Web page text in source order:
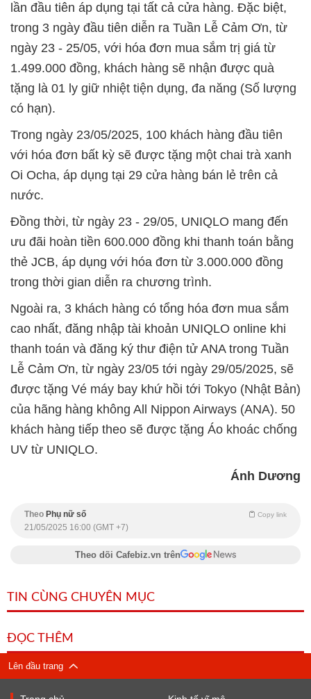
lần đầu tiên áp dụng tại tất cả cửa hàng. Đặc biệt,
trong 3 ngày đầu tiên diễn ra Tuần Lễ Cảm Ơn, từ
ngày 23 - 25/05, với hóa đơn mua sắm trị giá từ
1.499.000 đồng, khách hàng sẽ nhận được quà
tặng là 01 ly giữ nhiệt tiện dụng, đa năng (Số lượng
có hạn).
Trong ngày 23/05/2025, 100 khách hàng đầu tiên
với hóa đơn bất kỳ sẽ được tặng một chai trà xanh
Oi Ocha, áp dụng tại 29 cửa hàng bán lẻ trên cả
nước.
Đồng thời, từ ngày 23 - 29/05, UNIQLO mang đến
ưu đãi hoàn tiền 600.000 đồng khi thanh toán bằng
thẻ JCB, áp dụng với hóa đơn từ 3.000.000 đồng
trong thời gian diễn ra chương trình.
Ngoài ra, 3 khách hàng có tổng hóa đơn mua sắm
cao nhất, đăng nhập tài khoản UNIQLO online khi
thanh toán và đăng ký thư điện tử ANA trong Tuần
Lễ Cảm Ơn, từ ngày 23/05 tới ngày 29/05/2025, sẽ
được tặng Vé máy bay khứ hồi tới Tokyo (Nhật Bản)
của hãng hàng không All Nippon Airways (ANA). 50
khách hàng tiếp theo sẽ được tặng Áo khoác chống
UV từ UNIQLO.
Ánh Dương
Theo Phụ nữ số Copy link
21/05/2025 16:00 (GMT +7)
Theo dõi Cafebiz.vn trên
TIN CÙNG CHUYÊN MỤC
ĐỌC THÊM
Lên đầu trang